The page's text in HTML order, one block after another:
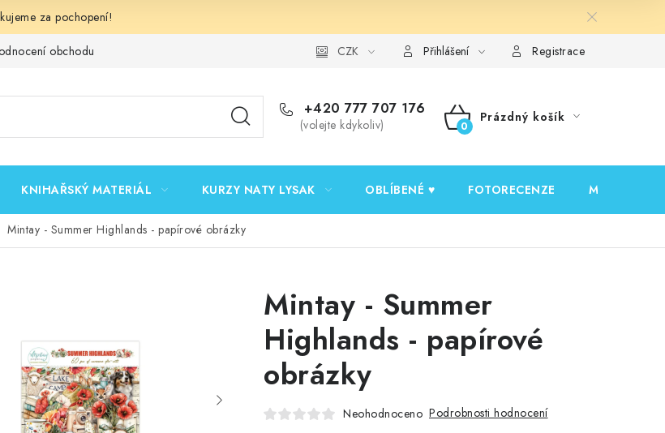
za pochopení!
obchodu Podmínky ochrany osobních údajů Ověřování recenzí
CZK Přihlášení Registrace
+420 777 707 176
(volejte kdykoliv)
NÁKUPNÍ
Prázdný košík
KNIHAŘSKÝ MATERIÁL KURZY NATY LYSAK OBLÍBENÉ ♥️ FOTORECENZE MOJE
Mintay - Summer Highlands - papírové obrázky
Mintay - Summer
Highlands - papírové
obrázky
Neohodnoceno Podrobnosti hodnocení